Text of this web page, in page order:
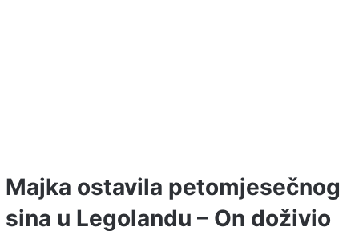
Majka ostavila petomjesečnog
sina u Legolandu – On doživio